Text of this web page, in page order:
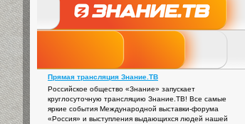
Прямая трансляция Знание.ТВ
Российское общество «Знание» запускает
круглосуточную трансляцию Знание.ТВ! Все самые
яркие события Международной выставки-форума
«Россия» и выступления выдающихся людей нашей